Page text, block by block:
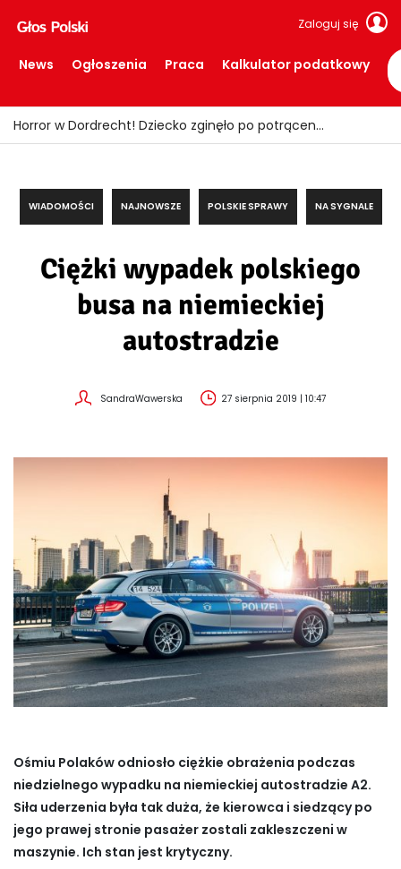
Zaloguj się
News Ogłoszenia Praca Kalkulator podatkowy
Fałszywi policjanci okradali seniorów! Wpadli z łupem i podrobionymi mundurami
WIADOMOŚCI NAJNOWSZE POLSKIE SPRAWY NA SYGNALE
Ciężki wypadek polskiego
busa na niemieckiej
autostradzie
SandraWawerska 27 sierpnia 2019 | 10:47
Ośmiu Polaków odniosło ciężkie obrażenia podczas
niedzielnego wypadku na niemieckiej autostradzie A2.
Siła uderzenia była tak duża, że kierowca i siedzący po
jego prawej stronie pasażer zostali zakleszczeni w
maszynie. Ich stan jest krytyczny.